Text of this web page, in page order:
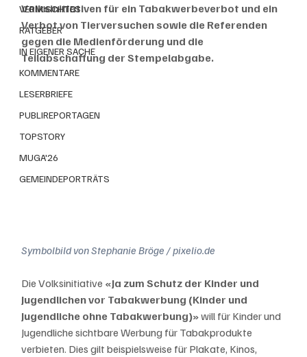
VERMISCHTES
RATGEBER
IN EIGENER SACHE
KOMMENTARE
LESERBRIEFE
PUBLIREPORTAGEN
TOPSTORY
MUGA'26
GEMEINDEPORTRÄTS
Volksinitiativen für ein Tabakwerbeverbot und ein
Verbot von Tierversuchen sowie die Referenden
gegen die Medienförderung und die
Teilabschaffung der Stempelabgabe.
Symbolbild von Stephanie Bröge / pixelio.de
Die Volksinitiative «Ja zum Schutz der Kinder und
Jugendlichen vor Tabakwerbung (Kinder und
Jugendliche ohne Tabakwerbung)» will für Kinder und
Jugendliche sichtbare Werbung für Tabakprodukte
verbieten. Dies gilt beispielsweise für Plakate, Kinos,